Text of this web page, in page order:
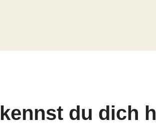
du dich